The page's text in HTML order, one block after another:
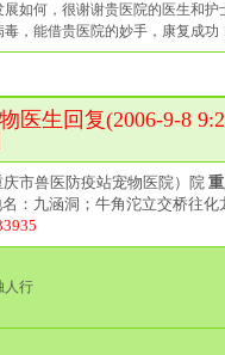
如何，很谢谢贵医院的医生和
，能借贵医院的妙手，康复成功
医生回复(2006-9-8
市兽医防疫站宠物医院）院
：九涵洞；牛角沱立交桥往化
人行